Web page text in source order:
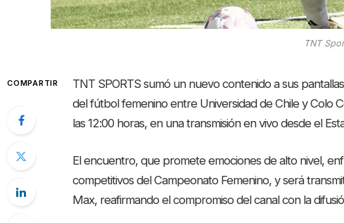
TNT
COMPARTIR
TNT SPORTS sumó un nuevo contenido a sus
del fútbol femenino entre Universidad de Chile y Colo
las 12:00 horas, en una transmisión en vivo desde el
El encuentro, que promete emociones de alto nivel,
competitivos del Campeonato Femenino, y será
Max, reafirmando el compromiso del canal con la